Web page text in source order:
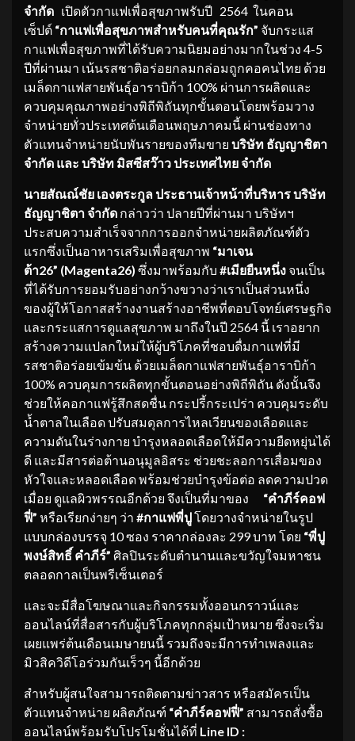
จำกัด เปิดตัวกาแฟเพื่อสุขภาพรับปี 2564 ในคอน
เซ็ปต์ “กาแฟเพื่อสุขภาพสำหรับคนที่คุณรัก” จับกระแส
กาแฟเพื่อสุขภาพที่ได้รับความนิยมอย่างมากในช่วง 4-5
ปีที่ผ่านมา เน้นรสชาติอร่อยกลมกล่อมถูกคอคนไทย ด้วย
เมล็ดกาแฟสายพันธุ์อาราบิก้า 100% ผ่านการผลิตและ
ควบคุมคุณภาพอย่างพิถีพิถันทุกขั้นตอนโดยพร้อมวาง
จำหน่ายทั่วประเทศต้นเดือนพฤษภาคมนี้ ผ่านช่องทาง
ตัวแทนจำหน่ายนับพันรายของทีมขาย บริษัท ธัญญาชิตา
จำกัด และ บริษัท มิสซีสว๊าว ประเทศไทย จำกัด
นายสัณณ์ชัย เองตระกูล ประธานเจ้าหน้าที่บริหาร บริษัท
ธัญญาชิตา จำกัด กล่าวว่า ปลายปีที่ผ่านมา บริษัทฯ
ประสบความสำเร็จจากการออกจำหน่ายผลิตภัณฑ์ตัว
แรกซึ่งเป็นอาหารเสริมเพื่อสุขภาพ “มาเจน
ต้า26” (Magenta26) ซึ่งมาพร้อมกับ #เมียยืนหนึ่ง จนเป็น
ที่ได้รับการยอมรับอย่างกว้างขวางว่าเราเป็นส่วนหนึ่ง
ของผู้ให้โอกาสสร้างงานสร้างอาชีพที่ตอบโจทย์เศรษฐกิจ
และกระแสการดูแลสุขภาพ มาถึงในปี 2564 นี้ เราอยาก
สร้างความแปลกใหม่ให้ผู้บริโภคที่ชอบดื่มกาแฟที่มี
รสชาติอร่อยเข้มข้น ด้วยเมล็ดกาแฟสายพันธุ์อาราบิก้า
100% ควบคุมการผลิตทุกขั้นตอนอย่างพิถีพิถัน ดังนั้นจึง
ช่วยให้คอกาแฟรู้สึกสดชื่น กระปรี้กระเปร่า ควบคุมระดับ
น้ำตาลในเลือด ปรับสมดุลการไหลเวียนของเลือดและ
ความดันในร่างกาย บำรุงหลอดเลือดให้มีความยืดหยุ่นได้
ดี และมีสารต่อต้านอนุมูลอิสระ ช่วยชะลอการเสื่อมของ
หัวใจและหลอดเลือด พร้อมช่วยบำรุงข้อต่อ ลดความปวด
เมื่อย ดูแลผิวพรรณอีกด้วย จึงเป็นที่มาของ
“คำภีร์คอฟ
ฟี่” หรือเรียกง่ายๆ ว่า #กาแฟพี่ปูโดยวางจำหน่ายในรูป
แบบกล่องบรรจุ 10 ซอง ราคากล่องละ 299 บาท โดย “พี่ปู
พงษ์สิทธิ์ คำภีร์” ศิลปินระดับตำนานและขวัญใจมหาชน
ตลอดกาลเป็นพรีเซ็นเตอร์
และจะมีสื่อโฆษณาและกิจกรรมทั้งออนกราวน์และ
ออนไลน์ที่สื่อสารกับผู้บริโภคทุกกลุ่มเป้าหมาย ซึ่งจะเริ่ม
เผยแพร่ต้นเดือนเมษายนนี้ รวมถึงจะมีการทำเพลงและ
มิวสิควิดีโอร่วมกันเร็วๆ นี้อีกด้วย
สำหรับผู้สนใจสามารถติดตามข่าวสาร หรือสมัครเป็น
ตัวแทนจำหน่าย ผลิตภัณฑ์ “คำภีร์คอฟฟี่” สามารถสั่งซื้อ
ออนไลน์พร้อมรับโปรโมชั่นได้ที่ Line ID :